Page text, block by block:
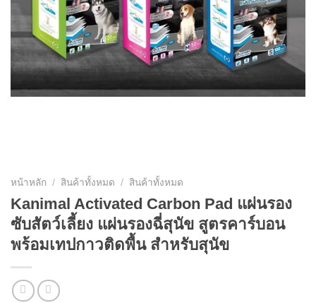
หน้าหลัก / สินค้าทั้งหมด / สินค้าทั้งหมด
Kanimal Activated Carbon Pad แผ่นรอง
ซับสัตว์เลี้ยง แผ่นรองฉี่สุนัข สูตรคาร์บอน
พร้อมเทปกาวติดพื้น สำหรับสุนัข